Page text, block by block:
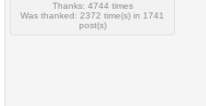
Thanks: 4744 times
Was thanked: 2372 time(s) in 1741
post(s)